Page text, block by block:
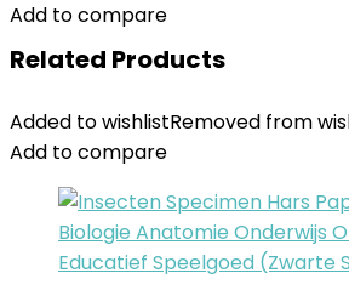
Add to compare
Related Products
Added to wishlistRemoved from
Add to compare